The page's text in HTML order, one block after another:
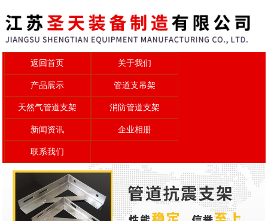
返回首页 关于我们
产品展示 管道支吊架
天然气管道支架 消防管道支架
新闻资讯 企业相册
联系我们